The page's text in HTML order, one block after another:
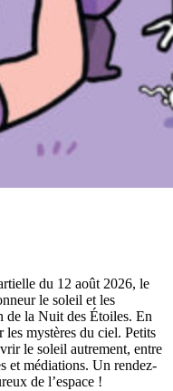
du 12 août 2026, le
le soleil et les
de la Nuit des Étoiles. En
mystères du ciel. Petits
le soleil autrement, entre
et médiations. Un rendez-
de l’espace !